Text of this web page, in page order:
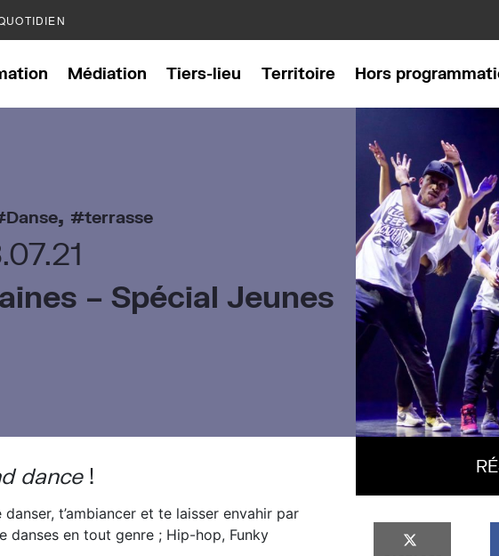
Médiation Tiers-lieu Territoire Hors
Danse, terrasse
– Spécial Jeunes
dance!
danser, t’ambiancer et te laisser envahir par
danses en tout genre ; Hip-hop, Funky